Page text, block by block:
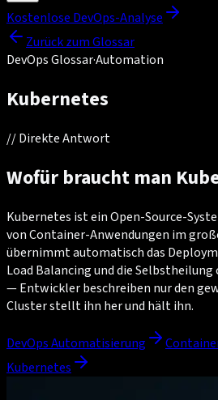
Kostenlose DevOps-Analyse
Zurück zum Glossar
DevOps Glossar·Automation
Kubernetes
//Direkte Antwort
Wofür braucht man
Kubernetes ist ein Open-Source-
von Container-Anwendungen im
übernimmt automatisch das
Load Balancing und die
— Entwickler beschreiben nur den
Cluster stellt ihn her und hält ihn.
DevOps Automatisierung
Kubernetes